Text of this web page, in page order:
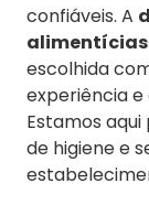
confiáveis. A
alimentícias
escolhida
experiência
Estamos
de higiene e